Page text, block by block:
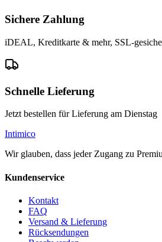
Sichere Zahlung
iDEAL, Kreditkarte & mehr, SSL-
Schnelle Lieferung
Jetzt bestellen für Lieferung am Dienstag
Intimico
Wir glauben, dass jeder Zugang zu
Kundenservice
Kontakt
FAQ
Versand & Lieferung
Rücksendungen